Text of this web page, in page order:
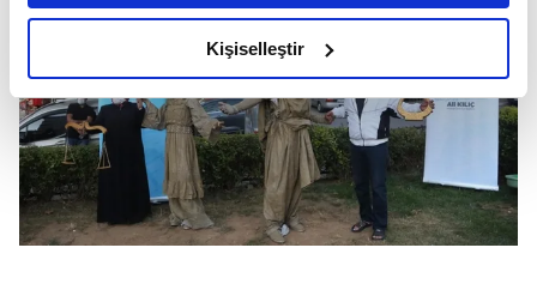
amacımızın size daha iyi bir reklam deneyimi sunmak
olduğunu ve sizlere en iyi içerikleri sunabilmek adına
elimizden gelen çabayı gösterdiğimizi ve bu noktada,
reklamların maliyetlerimizi karşılamak noktasında tek gelir
kalemimiz olduğunu sizlere hatırlatmak isteriz.
Her halükârda, kullanıcılar, bu çerezlere izin vermedikleri
takdirde, kullanıcılara hedefli reklamlar
gösterilmeyecektir."
Kişiselleştir